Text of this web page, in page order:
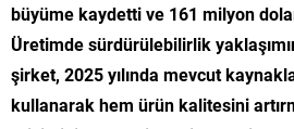
büyüme kaydetti ve 161 milyon
Üretimde sürdürülebilirlik
şirket, 2025 yılında mevcut
kullanarak hem ürün kalitesini